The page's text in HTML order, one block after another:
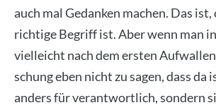
auch mal Gedan­ken machen. Das
rich­ti­ge Begriff ist. Aber wenn man
viel­leicht nach dem ers­ten
schung eben nicht zu sagen, dass da
anders für ver­ant­wort­lich, son­dern